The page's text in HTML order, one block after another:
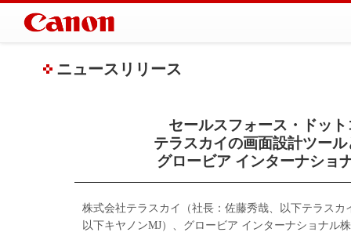
ニュースリリース
セールスフォース・ドッ
テラスカイの画面設計ツー
グロービア インターナショ
株式会社テラスカイ（社長：佐藤秀哉、以下テラス
以下キヤノンMJ）、グロービア インターナショナル